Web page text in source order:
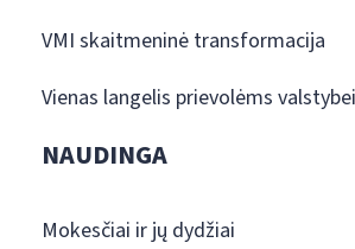
VMI skaitmeninė transformacija
Vienas langelis prievolėms
NAUDINGA
Mokesčiai ir jų dydžiai